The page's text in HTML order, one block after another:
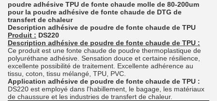
poudre adhésive TPU de fonte chaude molle de 80-200um
pour la poudre adhésive de fonte chaude de DTG de
transfert de chaleur
Description adhésive de poudre de fonte chaude de TPU
Produit : DS220
Description adhésive de poudre de fonte chaude de TPU :
Ce produit est une fonte chaude de poudre thermoplastique de
polyuréthane adhésive. Sensation douce et certaine résilience,
excellente possibilité de traitement. Excellente adhérence au
tissu, coton, tissu mélangé, TPU, PVC.
Application adhésive de poudre de fonte chaude de TPU :
DS220 est employé dans l'habillement, le bagage, les matériaux
de chaussure et les industries de transfert de chaleur.